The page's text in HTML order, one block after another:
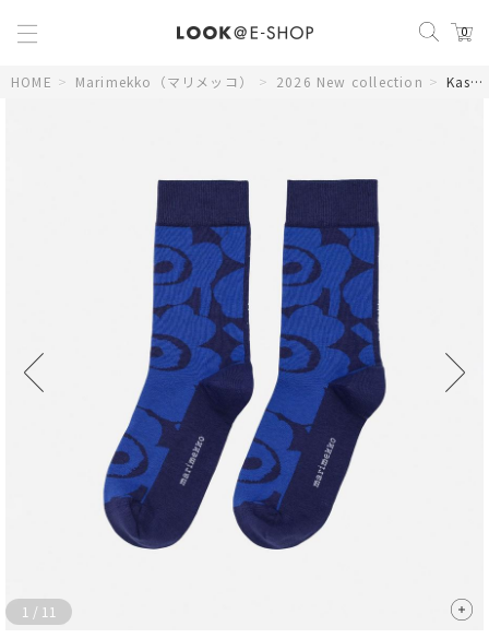
0
HOME > Marimekko（マリメッコ） > 2026 New collection > Kasvaa Unikko ソックス
1 / 11